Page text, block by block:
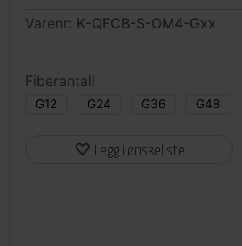
Varenr: K-QFCB-S-OM4-Gxx
Fiberantall
G12 G24 G36 G48
Legg i ønskeliste